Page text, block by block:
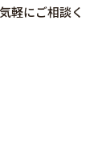
軽にご相談く